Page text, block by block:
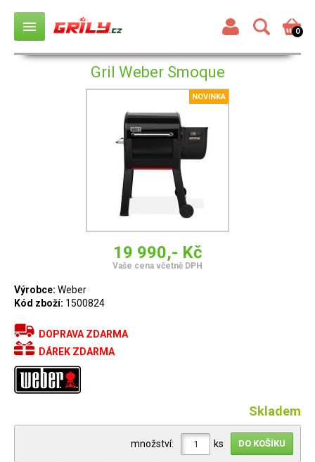
0
menu
Gril Weber Smoque
NOVINKA
19 990,- Kč
Vaše cena včetně DPH
Výrobce: Weber
Kód zboží: 1500824
DOPRAVA ZDARMA
DÁREK ZDARMA
Skladem
množství: ks